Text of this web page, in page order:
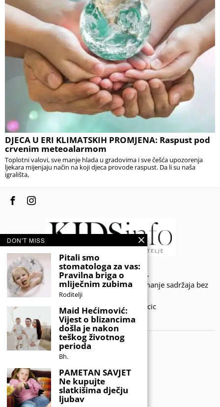
DJECA U ERI KLIMATSKIH PROMJENA: Raspust pod
crvenim meteoalarmom
Toplotni valovi, sve manje hlada u gradovima i sve češća upozorenja
ljekara mijenjaju način na koji djeca provode raspust. Da li su naša
igrališta,
© 2020 - KIDSINFO.BA.
Sva prava zadržana. Zabranjeno preuzimanje sadržaja bez
dozvole izdavača.
Developed by Amar SIjercic
IZAŠAO JE NOVI MAGAZIN!
DON'T MISS
Pitali smo
stomatologa za vas:
Pravilna briga o
mliječnim zubima
Roditelji
Maid Hećimović:
Vijest o blizancima
došla je nakon
teškog životnog
perioda
Bh.
PAMETAN SAVJET
Ne kupujte
slatkišima dječju
ljubav